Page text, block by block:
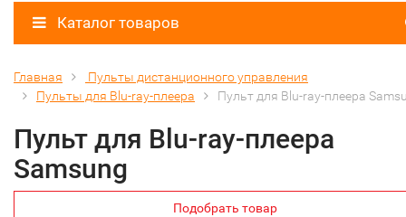
Каталог товаров
Главная
Пульты дистанционного управления
Пульты для Blu-ray-плеера
Пульт для Blu-ray-плеера
Пульт для Blu-ray-плеера
Samsung
Подобрать товар